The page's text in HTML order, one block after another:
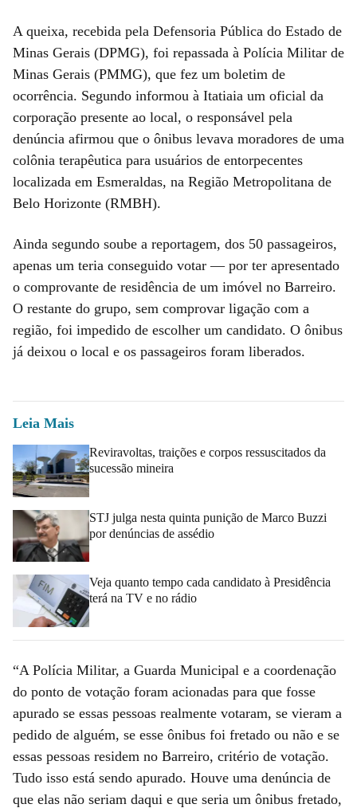
A queixa, recebida pela Defensoria Pública do Estado de
Minas Gerais (DPMG), foi repassada à Polícia Militar de
Minas Gerais (PMMG), que fez um boletim de
ocorrência. Segundo informou à Itatiaia um oficial da
corporação presente ao local, o responsável pela
denúncia afirmou que o ônibus levava moradores de uma
colônia terapêutica para usuários de entorpecentes
localizada em Esmeraldas, na Região Metropolitana de
Belo Horizonte (RMBH).
Ainda segundo soube a reportagem, dos 50 passageiros,
apenas um teria conseguido votar — por ter apresentado
o comprovante de residência de um imóvel no Barreiro.
O restante do grupo, sem comprovar ligação com a
região, foi impedido de escolher um candidato. O ônibus
já deixou o local e os passageiros foram liberados.
Leia Mais
Reviravoltas, traições e corpos ressuscitados da
sucessão mineira
STJ julga nesta quinta punição de Marco Buzzi
por denúncias de assédio
Veja quanto tempo cada candidato à Presidência
terá na TV e no rádio
“A Polícia Militar, a Guarda Municipal e a coordenação
do ponto de votação foram acionadas para que fosse
apurado se essas pessoas realmente votaram, se vieram a
pedido de alguém, se esse ônibus foi fretado ou não e se
essas pessoas residem no Barreiro, critério de votação.
Tudo isso está sendo apurado. Houve uma denúncia de
que elas não seriam daqui e que seria um ônibus fretado,